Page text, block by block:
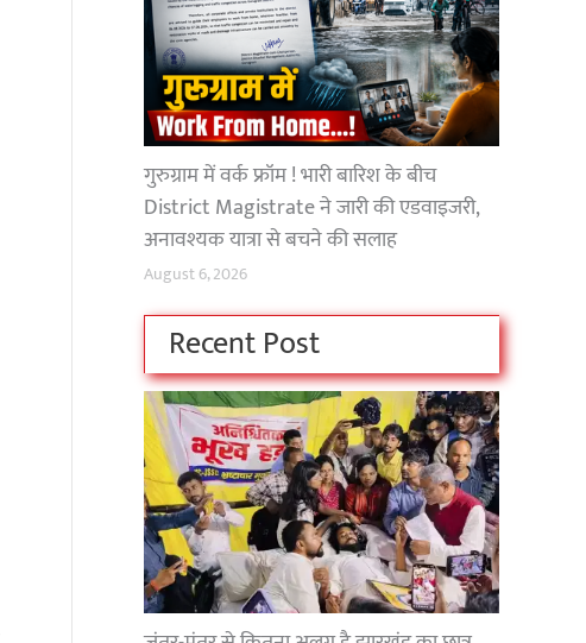
गुरुग्राम में वर्क फ्रॉम ! भारी बारिश के बीच
District Magistrate ने जारी की एडवाइजरी,
अनावश्यक यात्रा से बचने की सलाह
August 6, 2026
Recent Post